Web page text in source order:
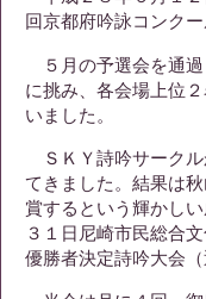
回京都府吟詠コンク
５月の予選会を通過
に挑み、各会場上位
いました。
ＳＫＹ詩吟サークル
てきました。結果は
賞するという輝かし
３１日尼崎市民総合
優勝者決定詩吟大会